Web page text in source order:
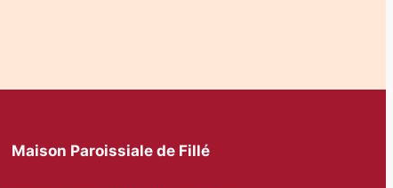
Maison Paroissiale de Fillé